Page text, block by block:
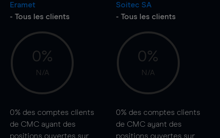
Eramet
- Tous les clients
0%
N/A
0% des comptes clients
de CMC ayant des
positions ouvertes sur
Soitec SA
- Tous les clients
0%
N/A
0% des comptes clients
de CMC ayant des
positions ouvertes sur